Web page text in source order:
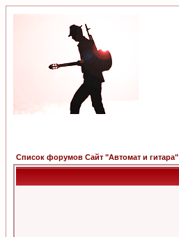
Список форумов Сайт "Автомат и гитара"